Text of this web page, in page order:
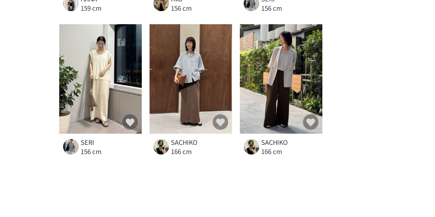
159 cm
156 cm
156 cm
SERI
156 cm
SACHIKO
166 cm
SACHIKO
166 cm